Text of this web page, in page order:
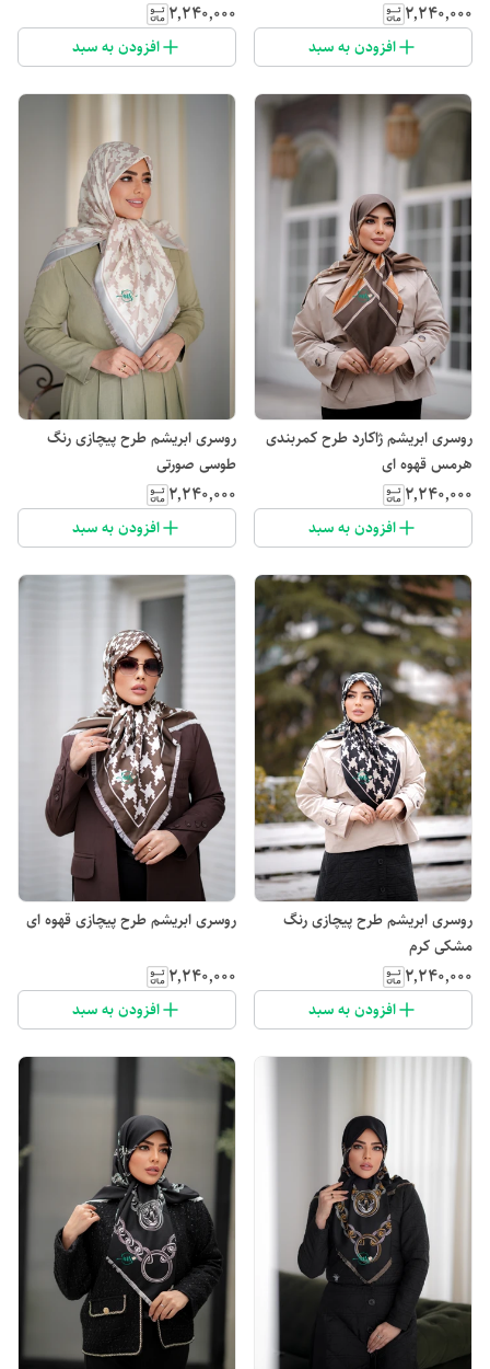
۲٬۲۴۰٬۰۰۰
افزودن به سبد
۲٬۲۴۰٬۰۰۰
افزودن به سبد
روسری ابریشم ژاکارد طرح کمربندی
هرمس قهوه ای
۲٬۲۴۰٬۰۰۰
افزودن به سبد
روسری ابریشم طرح پیچازی رنگ
طوسی صورتی
۲٬۲۴۰٬۰۰۰
افزودن به سبد
روسری ابریشم طرح پیچازی رنگ
مشکی کرم
۲٬۲۴۰٬۰۰۰
افزودن به سبد
روسری ابریشم طرح پیچازی قهوه ای
۲٬۲۴۰٬۰۰۰
افزودن به سبد